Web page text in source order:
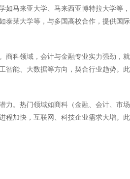
如马来亚大学、马来西亚博特拉大学等
泰莱大学等，与多国高校合作，提供国
商科领域，会计与金融专业实力强劲，
智能、大数据等方向，契合行业趋势。
力。热门领域如商科（金融、会计、市
程加快，互联网、科技企业需求大增